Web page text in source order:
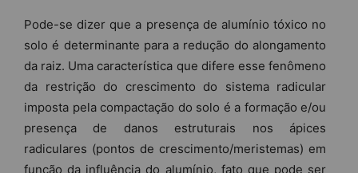
Pode-se dizer que a presença de alumínio tóxico no
solo é determinante para a redução do alongamento
da raiz. Uma característica que difere esse fenômeno
da restrição do crescimento do sistema radicular
imposta pela compactação do solo é a formação e/ou
presença de danos estruturais nos ápices
radiculares (pontos de crescimento/meristemas) em
função da influência do alumínio, fato que pode ser